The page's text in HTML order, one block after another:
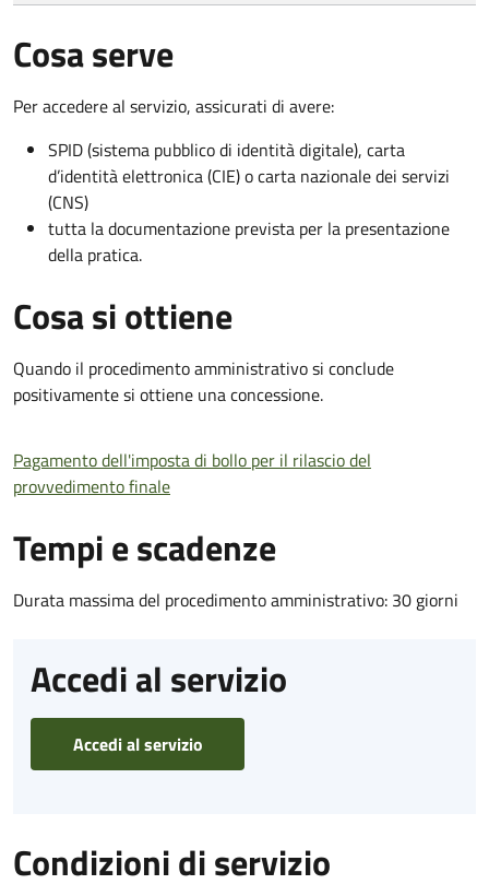
Cosa serve
Per accedere al servizio, assicurati di avere:
SPID (sistema pubblico di identità digitale), carta
d’identità elettronica (CIE) o carta nazionale dei servizi
(CNS)
tutta la documentazione prevista per la presentazione
della pratica.
Cosa si ottiene
Quando il procedimento amministrativo si conclude
positivamente si ottiene una concessione.
Pagamento dell'imposta di bollo per il rilascio del
provvedimento finale
Tempi e scadenze
Durata massima del procedimento amministrativo: 30 giorni
Accedi al servizio
Accedi al servizio
Condizioni di servizio